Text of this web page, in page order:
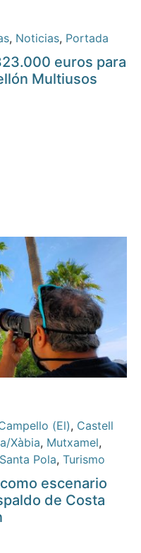
, Noticias, Portada
euros para
Multiusos
(El), Castell
Xàbia, Mutxamel,
Santa Pola, Turismo
escenario
de Costa